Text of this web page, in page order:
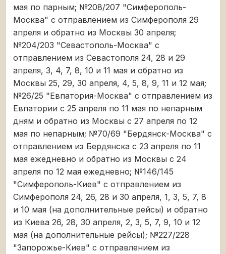
мая по парным; №208/207 "Симферополь-
Москва" с отправлением из Симферополя 29
апреля и обратно из Москвы 30 апреля;
№204/203 "Севастополь-Москва" с
отправлением из Севастополя 24, 28 и 29
апреля, 3, 4, 7, 8, 10 и 11 мая и обратно из
Москвы 25, 29, 30 апреля, 4, 5, 8, 9, 11 и 12 мая;
№26/25 "Евпатория-Москва" с отправлением из
Евпатории с 25 апреля по 11 мая по непарным
дням и обратно из Москвы с 27 апреля по 12
мая по непарным; №70/69 "Бердянск-Москва" с
отправлением из Бердянска с 23 апреля по 11
мая ежедневно и обратно из Москвы с 24
апреля по 12 мая ежедневно; №146/145
"Симферополь-Киев" с отправлением из
Симферополя 24, 26, 28 и 30 апреля, 1, 3, 5, 7, 8
и 10 мая (на дополнительные рейсы) и обратно
из Киева 26, 28, 30 апреля, 2, 3, 5, 7, 9, 10 и 12
мая (на дополнительные рейсы); №227/228
"Запорожье-Киев" с отправлением из